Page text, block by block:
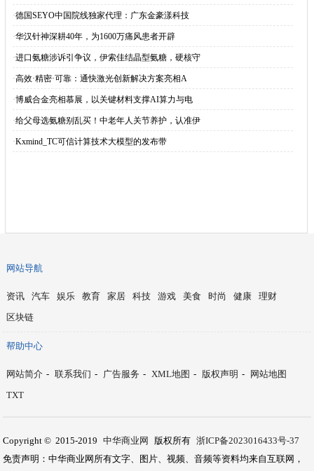
·德国SEYO中国院线独家代理：广东金豪漾科技
·华汉针神深耕40年，为1600万痛风患者开辟
·进口氨糖涉诉引争议，伊索佳结晶型氨糖，硬核守
·高效·精密·可靠：通快激光创新解决方案亮相A
·博威合金亮相慕展，以关键材料支撑AI算力与电
·给父母选氨糖别乱买！中老年人关节养护，认准伊
·Kxmind_TC可信计算技术大模型的发布带
网站导航
资讯 汽车 娱乐 教育 家居 科技 游戏 美食 时尚 健康
理财
区块链
帮助中心
网站简介 - 联系我们 - 广告服务 - XML地图 - 版权声明 -
网站地图
TXT
Copyright © 2015-2019 中华商业网 版权所有 浙ICP备2023016433号-37
免责声明：中华商业网所有文字、图片、视频、音频等资料均来自互联网，